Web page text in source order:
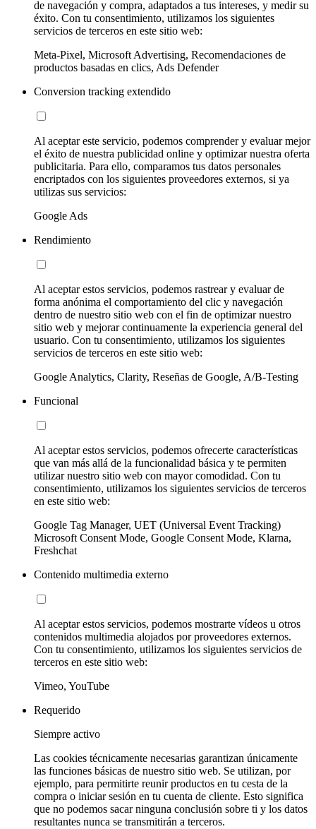
de navegación y compra, adaptados a tus intereses, y medir su
éxito. Con tu consentimiento, utilizamos los siguientes
servicios de terceros en este sitio web:
Meta-Pixel, Microsoft Advertising, Recomendaciones de
productos basadas en clics, Ads Defender
Conversion tracking extendido
Al aceptar este servicio, podemos comprender y evaluar mejor
el éxito de nuestra publicidad online y optimizar nuestra oferta
publicitaria. Para ello, comparamos tus datos personales
encriptados con los siguientes proveedores externos, si ya
utilizas sus servicios:
Google Ads
Rendimiento
Al aceptar estos servicios, podemos rastrear y evaluar de
forma anónima el comportamiento del clic y navegación
dentro de nuestro sitio web con el fin de optimizar nuestro
sitio web y mejorar continuamente la experiencia general del
usuario. Con tu consentimiento, utilizamos los siguientes
servicios de terceros en este sitio web:
Google Analytics, Clarity, Reseñas de Google, A/B-Testing
Funcional
Al aceptar estos servicios, podemos ofrecerte características
que van más allá de la funcionalidad básica y te permiten
utilizar nuestro sitio web con mayor comodidad. Con tu
consentimiento, utilizamos los siguientes servicios de terceros
en este sitio web:
Google Tag Manager, UET (Universal Event Tracking)
Microsoft Consent Mode, Google Consent Mode, Klarna,
Freshchat
Contenido multimedia externo
Al aceptar estos servicios, podemos mostrarte vídeos u otros
contenidos multimedia alojados por proveedores externos.
Con tu consentimiento, utilizamos los siguientes servicios de
terceros en este sitio web:
Vimeo, YouTube
Requerido
Siempre activo
Las cookies técnicamente necesarias garantizan únicamente
las funciones básicas de nuestro sitio web. Se utilizan, por
ejemplo, para permitirte reunir productos en tu cesta de la
compra o iniciar sesión en tu cuenta de cliente. Esto significa
que no podemos sacar ninguna conclusión sobre ti y los datos
resultantes nunca se transmitirán a terceros.